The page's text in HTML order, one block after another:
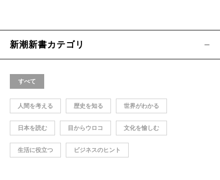
新潮新書カテゴリ
すべて
人間を考える 歴史を知る 世界がわかる
日本を読む 目からウロコ 文化を愉しむ
生活に役立つ ビジネスのヒント